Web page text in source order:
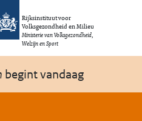
Rijksinstituut voor
Volksgezondheid en Milieu
Ministerie van Volksgezondheid,
Welzijn en Sport
begint vandaag